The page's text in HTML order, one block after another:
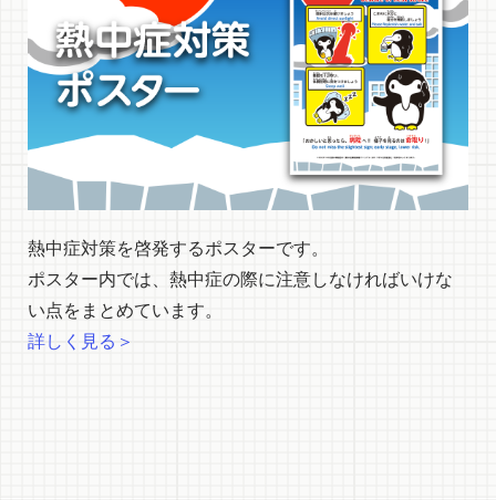
熱中症対策を啓発するポスターです。
ポスター内では、熱中症の際に注意しなければいけな
い点をまとめています。
詳しく見る＞